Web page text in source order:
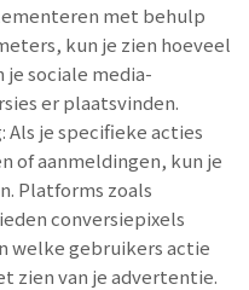
met behulp
kun je zien hoeveel
je sociale media-
er plaatsvinden.
je specifieke acties
of aanmeldingen, kun je
Platforms zoals
conversiepixels
welke gebruikers actie
zien van je advertentie.